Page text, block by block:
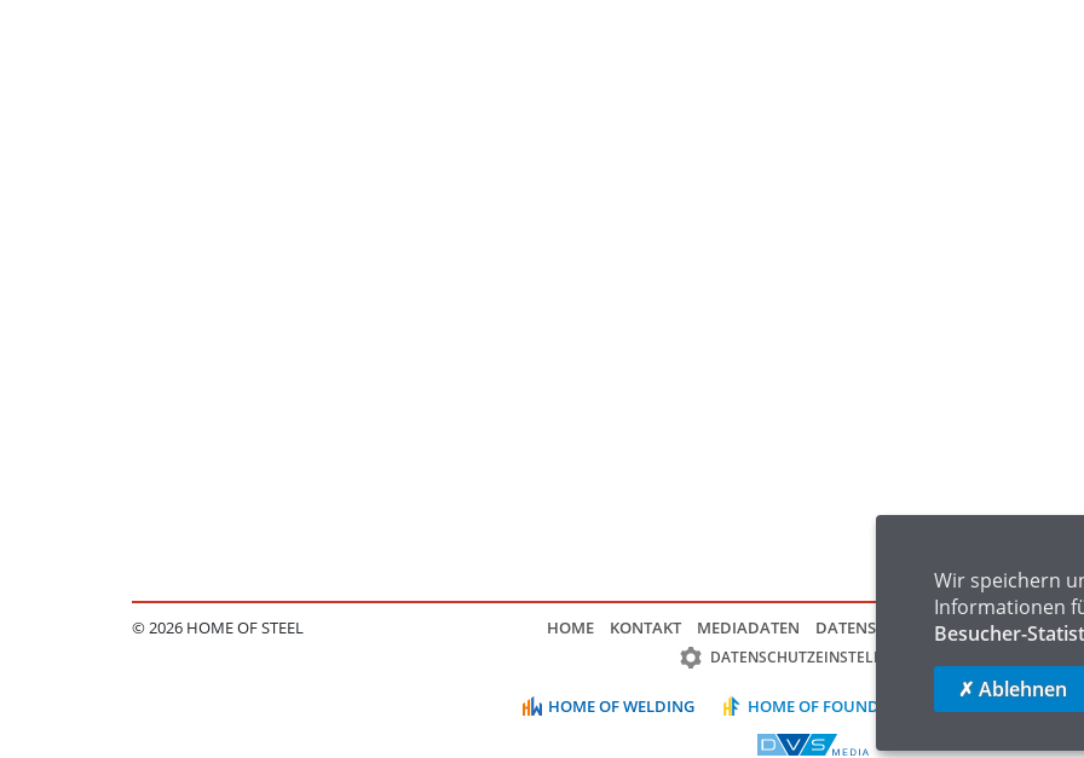
© 2026 HOME OF STEEL HOME KONTAKT MEDIADATEN DATENSCHUTZ IMPRESSUM FAQ
DATENSCHUTZEINSTELLUNGEN
HOME OF WELDING HOME OF FOUNDRY
Wir speichern
Informationen
Besucher-
✗ Ablehnen